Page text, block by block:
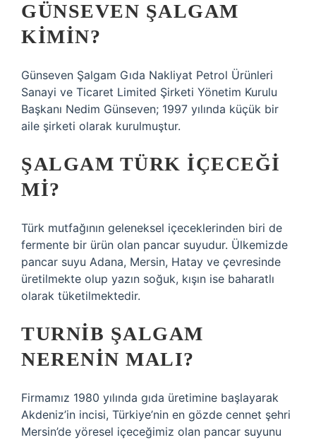
GÜNSEVEN ŞALGAM
KIMIN?
Günseven Şalgam Gıda Nakliyat Petrol Ürünleri
Sanayi ve Ticaret Limited Şirketi Yönetim Kurulu
Başkanı Nedim Günseven; 1997 yılında küçük bir
aile şirketi olarak kurulmuştur.
ŞALGAM TÜRK IÇECEĞI
MI?
Türk mutfağının geleneksel içeceklerinden biri de
fermente bir ürün olan pancar suyudur. Ülkemizde
pancar suyu Adana, Mersin, Hatay ve çevresinde
üretilmekte olup yazın soğuk, kışın ise baharatlı
olarak tüketilmektedir.
TURNIB ŞALGAM
NERENIN MALI?
Firmamız 1980 yılında gıda üretimine başlayarak
Akdeniz’in incisi, Türkiye’nin en gözde cennet şehri
Mersin’de yöresel içeceğimiz olan pancar suyunu